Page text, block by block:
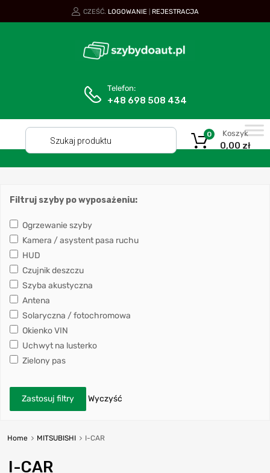
CZEŚĆ. LOGOWANIE REJESTRACJA
Telefon:
+48 698 508 434
Koszyk
0,00 zł
0
Filtruj szyby po wyposażeniu:
Ogrzewanie szyby
Kamera / asystent pasa ruchu
HUD
Czujnik deszczu
Szyba akustyczna
Antena
Solaryczna / fotochromowa
Okienko VIN
Uchwyt na lusterko
Zielony pas
Zastosuj filtry Wyczyść
Home MITSUBISHI I-CAR
I-CAR